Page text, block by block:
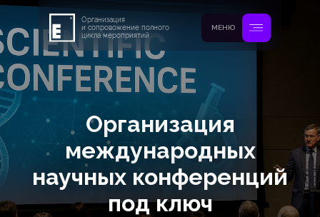
МЕНЮ
Организация
и сопровожение полного
цикла мероприятий
Организация
международных
научных конференций
под ключ